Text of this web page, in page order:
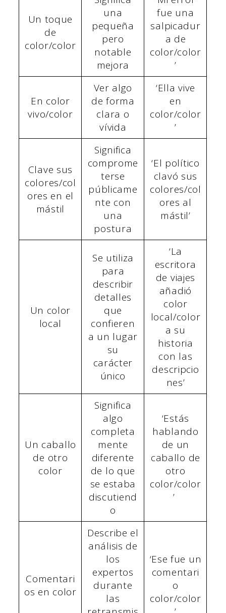
Un toque
de
color/color
una
pequeña
pero
notable
mejora
fue una
salpicadur
a de
color/color
’
En color
vivo/color
Ver algo
de forma
clara o
vívida
‘Ella vive
en
color/color
’
Clave sus
colores/col
ores en el
mástil
Significa
comprome
terse
públicame
nte con
una
postura
‘El político
clavó sus
colores/col
ores al
mástil’
Un color
local
Se utiliza
para
describir
detalles
que
confieren
a un lugar
su
carácter
único
‘La
escritora
de viajes
añadió
color
local/color
a su
historia
con las
descripcio
nes’
Un caballo
de otro
color
Significa
algo
completa
mente
diferente
de lo que
se estaba
discutiend
o
‘Estás
hablando
de un
caballo de
otro
color/color
’
Comentari
os en color
Describe el
análisis de
los
expertos
durante
las
‘Ese fue un
comentari
o
color/color